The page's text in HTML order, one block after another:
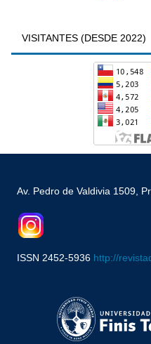
VISITANTES (DESDE 2022)
Av. Pedro de Valdivia 1509,
ISSN 2452-5936 http://